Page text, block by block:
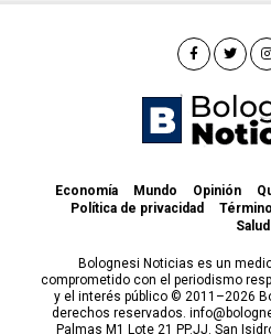
Economía Mundo Opinión
Política de privacidad
Salud
Bolognesi Noticias es un
comprometido con el periodismo
y el interés público © 2011–2026
derechos reservados.
Palmas M1 Lote 21 PP.JJ. San